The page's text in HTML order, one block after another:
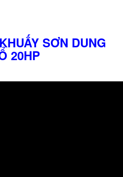
SƠN DUNG
20HP